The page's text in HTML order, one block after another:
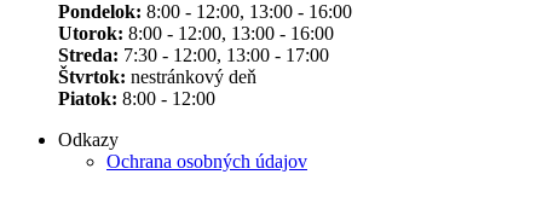
Pondelok: 8:00 - 12:00, 13:00 - 16:00
Utorok: 8:00 - 12:00, 13:00 - 16:00
Streda: 7:30 - 12:00, 13:00 - 17:00
Štvrtok: nestránkový deň
Piatok: 8:00 - 12:00
Odkazy
Ochrana osobných údajov